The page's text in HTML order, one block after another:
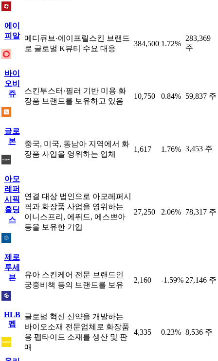
에이
피알
메디큐브·에이프릴스킨 브랜드
로 글로벌 K뷰티 수요 대응
384,500 1.72%
283,369
주
바이
오비
쥬
스킨부스터·필러 기반 미용 화
장품 브랜드를 보유하고 있음
10,750 0.84% 59,837 주
글로
본
중국, 미국, 동남아 지역에서 화
장품 사업을 영위하는 업체
1,617 1.76% 3,453 주
아모
레퍼
시픽
홀딩
스
연결 대상 법인으로 아모레퍼시
픽과 화장품 사업을 영위하는
이니스프리, 에뛰드, 에스쁘아
등을 보유한 기업
27,250 2.06% 78,317 주
제로
투세
븐
유아 스킨케어 전문 브랜드인
궁중비책 등의 브랜드를 보유
2,160 -1.59% 27,146 주
HLB
펩
글로벌 혁신 신약을 개발하는
바이오소재 전문업체로 화장품
용 펩타이드 소재를 생산 및 판
매
4,335 0.23% 8,536 주